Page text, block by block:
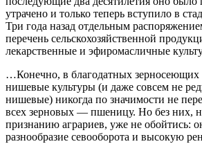
утрачено и только теперь вступило в
Три года назад отдельным
перечень сельскохозяйственной
лекарственные и эфиромасличные
…Конечно, в благодатных зерносеющих
нишевые культуры (и даже совсем не
нишевые) никогда по значимости не
всех зерновых — пшеницу. Но без них,
признанию аграриев, уже не обойтись:
разнообразие севооборота и высокую